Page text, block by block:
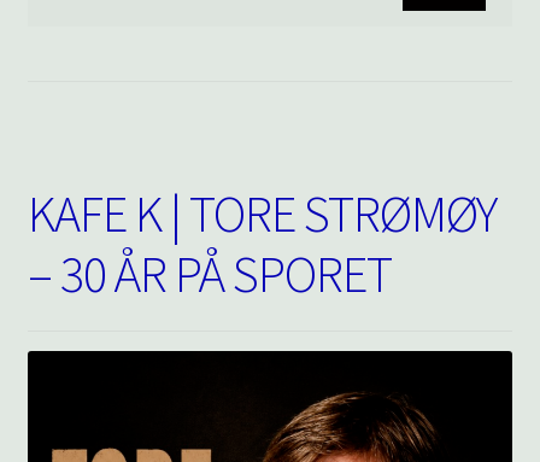
KAFE K | TORE STRØMØY
– 30 ÅR PÅ SPORET